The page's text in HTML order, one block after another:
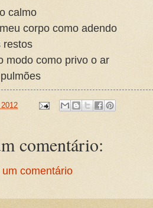
calmo
corpo como adendo
restos
modo como privo o ar
comentário:
um comentário